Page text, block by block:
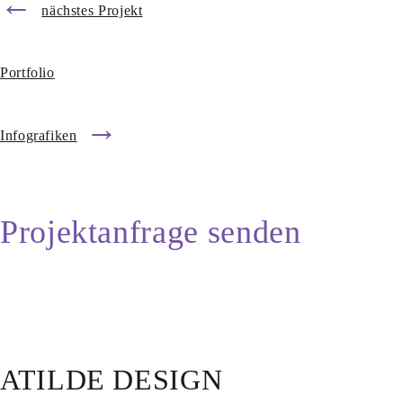
nächstes Projekt
Portfolio
Infografiken →
Projektanfrage senden
ATILDE DESIGN